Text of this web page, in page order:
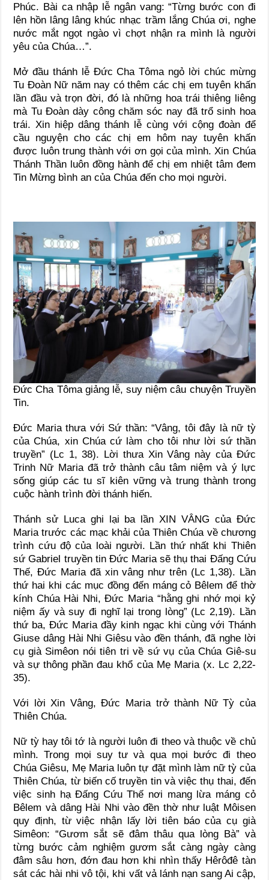
Phúc. Bài ca nhập lễ ngân vang: “Từng bước con đi
lên hồn lâng lâng khúc nhạc trầm lắng Chúa ơi, nghe
nước mắt ngọt ngào vì chợt nhận ra mình là người
yêu của Chúa…”.
Mở đầu thánh lễ Đức Cha Tôma ngỏ lời chúc mừng
Tu Đoàn Nữ năm nay có thêm các chị em tuyên khấn
lần đầu và trọn đời, đó là những hoa trái thiêng liêng
mà Tu Đoàn dày công chăm sóc nay đã trổ sinh hoa
trái. Xin hiệp dâng thánh lễ cùng với cộng đoàn để
cầu nguyện cho các chị em hôm nay tuyên khấn
được luôn trung thành với ơn gọi của mình. Xin Chúa
Thánh Thần luôn đồng hành để chị em nhiệt tâm đem
Tin Mừng bình an của Chúa đến cho mọi người.
Đức Cha Tôma giảng lễ, suy niệm câu chuyện Truyền
Tin.
Đức Maria thưa với Sứ thần: “Vâng, tôi đây là nữ tỳ
của Chúa, xin Chúa cứ làm cho tôi như lời sứ thần
truyền” (Lc 1, 38). Lời thưa Xin Vâng này của Đức
Trinh Nữ Maria đã trở thành câu tâm niệm và ý lực
sống giúp các tu sĩ kiên vững và trung thành trong
cuộc hành trình đời thánh hiến.
Thánh sử Luca ghi lại ba lần XIN VÂNG của Đức
Maria trước các mạc khải của Thiên Chúa về chương
trình cứu độ của loài người. Lần thứ nhất khi Thiên
sứ Gabriel truyền tin Đức Maria sẽ thụ thai Đấng Cứu
Thế, Đức Maria đã xin vâng như trên (Lc 1,38). Lần
thứ hai khi các mục đồng đến máng cỏ Bêlem để thờ
kính Chúa Hài Nhi, Đức Maria “hằng ghi nhớ mọi kỷ
niệm ấy và suy đi nghĩ lại trong lòng” (Lc 2,19). Lần
thứ ba, Đức Maria đầy kinh ngạc khi cùng với Thánh
Giuse dâng Hài Nhi Giêsu vào đền thánh, đã nghe lời
cụ già Simêon nói tiên tri về sứ vụ của Chúa Giê-su
và sự thông phần đau khổ của Mẹ Maria (x. Lc 2,22-
35).
Với lời Xin Vâng, Đức Maria trở thành Nữ Tỳ của
Thiên Chúa.
Nữ tỳ hay tôi tớ là người luôn đi theo và thuộc về chủ
mình. Trong mọi suy tư và qua mọi bước đi theo
Chúa Giêsu, Mẹ Maria luôn tự đặt mình làm nữ tỳ của
Thiên Chúa, từ biến cố truyền tin và việc thụ thai, đến
việc sinh hạ Đấng Cứu Thế nơi mang lừa máng cỏ
Bêlem và dâng Hài Nhi vào đền thờ như luật Môisen
quy định, từ việc nhận lấy lời tiên báo của cụ già
Simêon: “Gươm sắt sẽ đâm thâu qua lòng Bà” và
từng bước cảm nghiệm gươm sắt càng ngày càng
đâm sâu hơn, đớn đau hơn khi nhìn thấy Hêrôđê tàn
sát các hài nhi vô tội, khi vất vả lánh nạn sang Ai cập,